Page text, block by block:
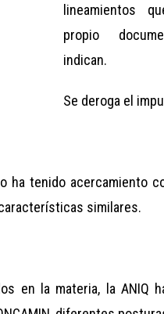
lineamientos
propio
indican.
Se deroga el
ha tenido acercamiento
similares.
en la materia, la